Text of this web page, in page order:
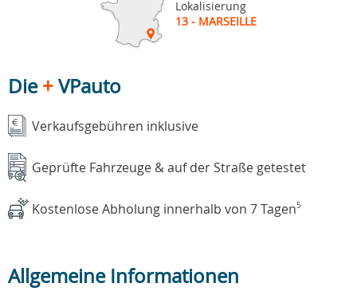
Lokalisierung
13 - MARSEILLE
Die+VPauto
Verkaufsgebühren inklusive
Geprüfte Fahrzeuge & auf der Straße getestet
Kostenlose Abholung innerhalb von 7 Tagen5
Allgemeine Informationen